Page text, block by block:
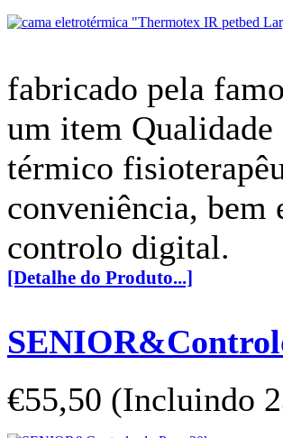
fabricado pela
um item
térmico
conveniência, bem
controlo digital.
[Detalhe do Produto...]
€55,50 (Incluindo